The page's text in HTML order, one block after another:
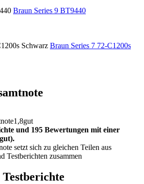
Braun Series 9 BT9440
Braun Series 7 72-C1200s
1,8gut
und 195 Bewertungen mit einer
setzt sich zu gleichen Teilen aus
Testberichten zusammen